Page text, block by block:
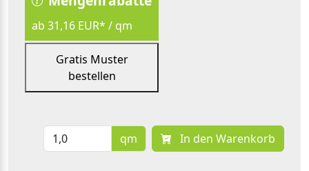
ab 31,16 EUR* / qm
Gratis Muster
bestellen
qm In den Warenkorb